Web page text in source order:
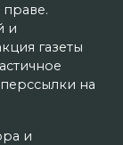
и
газеты
на
и